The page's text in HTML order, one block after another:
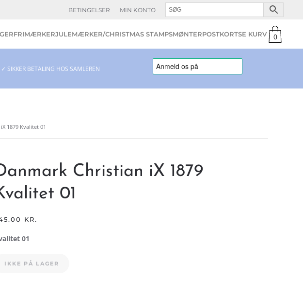
BETINGELSER MIN KONTO
FRIMÆRKERJULEMÆRKER/CHRISTMAS STAMPSMØNTERPOSTKORT 0
✓ SIKKER BETALING HOS SAMLEREN
1879 Kvalitet 01
Christian iX 1879
01
KR.
01
IKKE PÅ LAGER